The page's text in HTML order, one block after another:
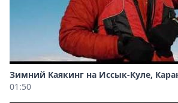
Зимний Каякинг на Иссык-Куле,
01:50